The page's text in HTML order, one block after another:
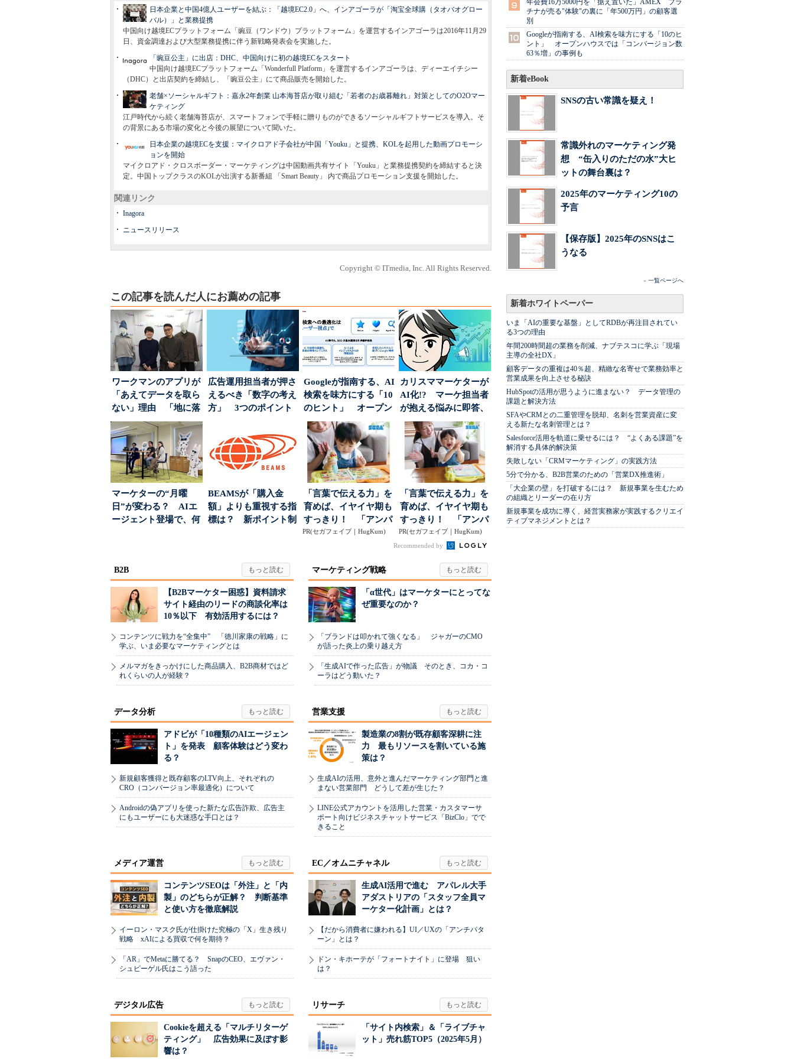
日本企業と中国4億人ユーザーを結ぶ：「越境EC2.0」へ、インアゴーラが「淘宝全球購（タオバオグロー
バル）」と業務提携
中国向け越境ECプラットフォーム「豌豆（ワンドウ）プラットフォーム」を運営するインアゴーラは2016年11月29
日、資金調達および大型業務提携に伴う新戦略発表会を実施した。
「豌豆公主」に出店：DHC、中国向けに初の越境ECをスタート
中国向け越境ECプラットフォーム「Wonderfull Platform」を運営するインアゴーラは、ディーエイチシー
（DHC）と出店契約を締結し、「豌豆公主」にて商品販売を開始した。
老舗×ソーシャルギフト：嘉永2年創業 山本海苔店が取り組む「若者のお歳暮離れ」対策としてのO2Oマー
ケティング
江戸時代から続く老舗海苔店が、スマートフォンで手軽に贈りものができるソーシャルギフトサービスを導入。そ
の背景にある市場の変化と今後の展望について聞いた。
日本企業の越境ECを支援：マイクロアド子会社が中国「Youku」と提携、KOLを起用した動画プロモーシ
ョンを開始
マイクロアド・クロスボーダー・マーケティングは中国動画共有サイト「Youku」と業務提携契約を締結すると決
定。中国トップクラスのKOLが出演する新番組 「Smart Beauty」 内で商品プロモーション支援を開始した。
関連リンク
Inagora
ニュースリリース
Copyright © ITmedia, Inc. All Rights Reserved.
この記事を読んだ人にお薦めの記事
ワークマンのアプリが
「あえてデータを取ら
ない」理由 「地に落
ちた顧客満足度」を
引...
広告運用担当者が押さ
えるべき「数字の考え
方」 3つのポイント
Googleが指南する、AI
検索を味方にする「10
のヒント」 オープン
ハウスでは...
カリスママーケターが
AI化!? マーケ担当者
が抱える悩みに即答、
実力は？
マーケターの“月曜
日”が変わる？ AIエ
ージェント登場で、何
BEAMSが「購入金
額」よりも重視する指
標は？ 新ポイント制
「言葉で伝える力」を
育めば、イヤイヤ期も
すっきり！ 「アンパ
ンマン ことばずかん...
PR(セガフェイブ｜HugKum)
「言葉で伝える力」を
育めば、イヤイヤ期も
すっきり！ 「アンパ
ンマン ことばずかん...
PR(セガフェイブ｜HugKum)
Recommended by
B2B
【B2Bマーケター困惑】資料請求
サイト経由のリードの商談化率は
10％以下 有効活用するには？
コンテンツに戦力を“全集中” 「徳川家康の戦略」に
学ぶ、いま必要なマーケティングとは
メルマガをきっかけにした商品購入、B2B商材ではど
れくらいの人が経験？
マーケティング戦略
「α世代」はマーケターにとってな
ぜ重要なのか？
「ブランドは叩かれて強くなる」 ジャガーのCMO
が語った炎上の乗り越え方
「生成AIで作った広告」が物議 そのとき、コカ・コ
ーラはどう動いた？
データ分析
アドビが「10種類のAIエージェン
ト」を発表 顧客体験はどう変わ
る？
新規顧客獲得と既存顧客のLTV向上、それぞれの
CRO（コンバージョン率最適化）について
Androidの偽アプリを使った新たな広告詐欺、広告主
にもユーザーにも大迷惑な手口とは？
営業支援
製造業の8割が既存顧客深耕に注
力 最もリソースを割いている施
策は？
生成AIの活用、意外と進んだマーケティング部門と進
まない営業部門 どうして差が生じた？
LINE公式アカウントを活用した営業・カスタマーサ
ポート向けビジネスチャットサービス「BizClo」でで
きること
メディア運営
コンテンツSEOは「外注」と「内
製」のどちらが正解？ 判断基準
と使い方を徹底解説
イーロン・マスク氏が仕掛けた究極の「X」生き残り
戦略 xAIによる買収で何を期待？
「AR」でMetaに勝てる？ SnapのCEO、エヴァン・
シュピーゲル氏はこう語った
EC／オムニチャネル
生成AI活用で進む アパレル大手
アダストリアの「スタッフ全員マ
ーケター化計画」とは？
【だから消費者に嫌われる】UI／UXの「アンチパタ
ーン」とは？
ドン・キホーテが「フォートナイト」に登場 狙い
は？
デジタル広告
Cookieを超える「マルチリターゲ
ティング」 広告効果に及ぼす影
響は？
リサーチ
「サイト内検索」＆「ライブチャ
ット」売れ筋TOP5（2025年5月）
年会費16万5000円を「据え置いた」AMEX プラ
チナが売る"体験"の裏に「年500万円」の顧客選
別
Googleが指南する、AI検索を味方にする「10のヒ
ント」 オープンハウスでは「コンバージョン数
63％増」の事例も
新着eBook
SNSの古い常識を疑え！
常識外れのマーケティング発
想 “缶入りのただの水”大ヒ
ットの舞台裏は？
2025年のマーケティング10の
予言
【保存版】2025年のSNSはこ
うなる
» 一覧ページへ
新着ホワイトペーパー
いま「AIの重要な基盤」としてRDBが再注目されてい
る3つの理由
年間200時間超の業務を削減、ナブテスコに学ぶ「現場
主導の全社DX」
顧客データの重複は40％超、精緻な名寄せで業務効率と
営業成果を向上させる秘訣
HubSpotの活用が思うように進まない？ データ管理の
課題と解決方法
SFAやCRMとの二重管理を脱却、名刺を営業資産に変
える新たな名刺管理とは？
Salesforce活用を軌道に乗せるには？ “よくある課題”を
解消する具体的解決策
失敗しない「CRMマーケティング」の実践方法
5分で分かる、B2B営業のための「営業DX推進術」
「大企業の壁」を打破するには？ 新規事業を生むため
の組織とリーダーの在り方
新規事業を成功に導く、経営実務家が実践するクリエイ
ティブマネジメントとは？